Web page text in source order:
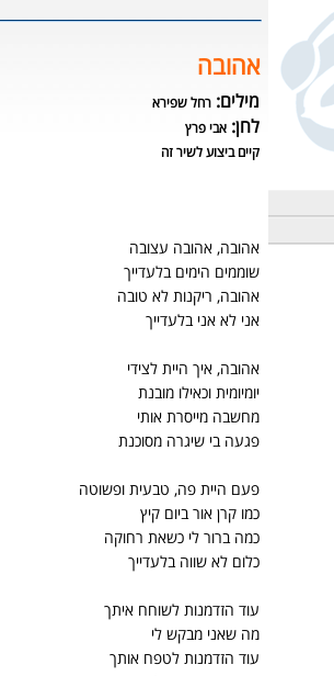
אהובה
מילים: רחל שפירא
לחן: אבי פרץ
קיים ביצוע לשיר זה
אהובה, אהובה עצובה
שוממים הימים בלעדייך
אהובה, ריקנות לא טובה
אני לא אני בלעדייך
אהובה, איך היית לצידי
יומיומית וכאילו מובנת
מחשבה מייסרת אותי
פגעה בי שיגרה מסוכנת
פעם היית פה, טבעית ופשוטה
כמו קרן אור ביום קיץ
כמה ברור לי כשאת רחוקה
כלום לא שווה בלעדייך
עוד הזדמנות לשוחח איתך
מה שאני מבקש לי
עוד הזדמנות לטפח אותך